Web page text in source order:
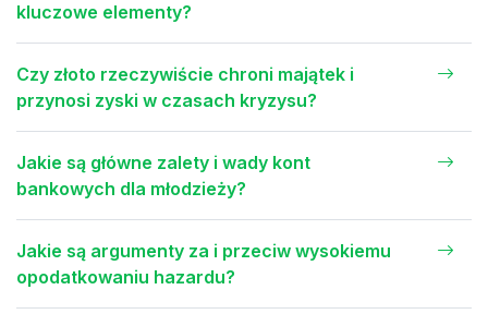
kluczowe elementy?
Czy złoto rzeczywiście chroni majątek i
przynosi zyski w czasach kryzysu?
Jakie są główne zalety i wady kont
bankowych dla młodzieży?
Jakie są argumenty za i przeciw wysokiemu
opodatkowaniu hazardu?